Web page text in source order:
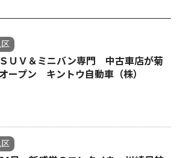
ＵＶ＆ミニバン専門 中古車店が菊
ープン キントウ自動車（株）